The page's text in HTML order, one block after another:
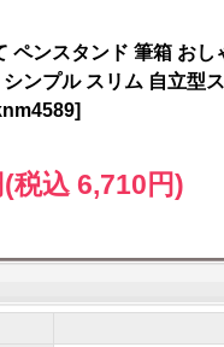
ペンスタンド 筆箱 おし
シンプル スリム 自立型
(税込 6,710円)